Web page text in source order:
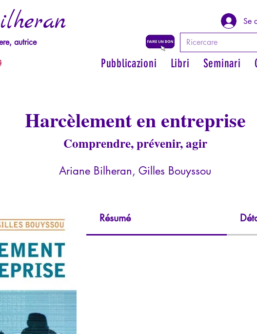
autrice
Se
Pubblicazioni Libri Seminari
Harcèlement en entreprise
Comprendre, prévenir, agir
Ariane Bilheran, Gilles Bouyssou
Résumé